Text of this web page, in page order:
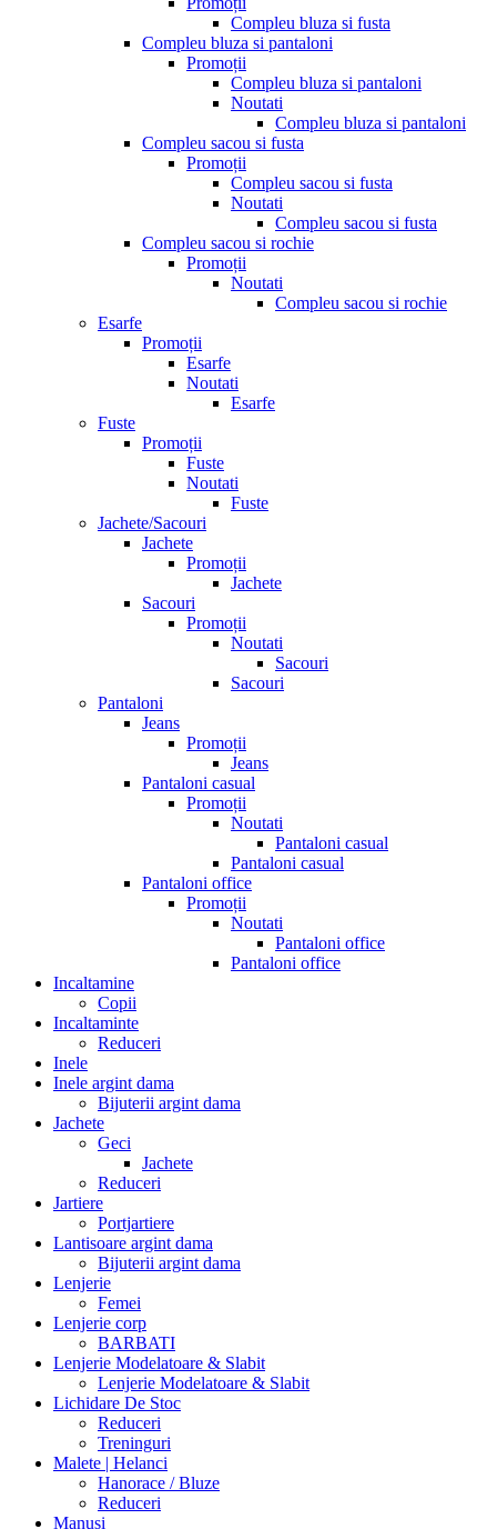
Compleu bluza si fusta
Compleu bluza si pantaloni
Promoții
Compleu bluza si pantaloni
Noutati
Compleu bluza si pantaloni
Compleu sacou si fusta
Promoții
Compleu sacou si fusta
Noutati
Compleu sacou si fusta
Compleu sacou si rochie
Promoții
Noutati
Compleu sacou si rochie
Esarfe
Promoții
Esarfe
Noutati
Esarfe
Fuste
Promoții
Fuste
Noutati
Fuste
Jachete/Sacouri
Jachete
Promoții
Jachete
Sacouri
Promoții
Noutati
Sacouri
Sacouri
Pantaloni
Jeans
Promoții
Jeans
Pantaloni casual
Promoții
Noutati
Pantaloni casual
Pantaloni casual
Pantaloni office
Promoții
Noutati
Pantaloni office
Pantaloni office
Incaltamine
Copii
Incaltaminte
Reduceri
Inele
Inele argint dama
Bijuterii argint dama
Jachete
Geci
Jachete
Reduceri
Jartiere
Portjartiere
Lantisoare argint dama
Bijuterii argint dama
Lenjerie
Femei
Lenjerie corp
BARBATI
Lenjerie Modelatoare & Slabit
Lenjerie Modelatoare & Slabit
Lichidare De Stoc
Reduceri
Treninguri
Malete | Helanci
Hanorace / Bluze
Reduceri
Manusi